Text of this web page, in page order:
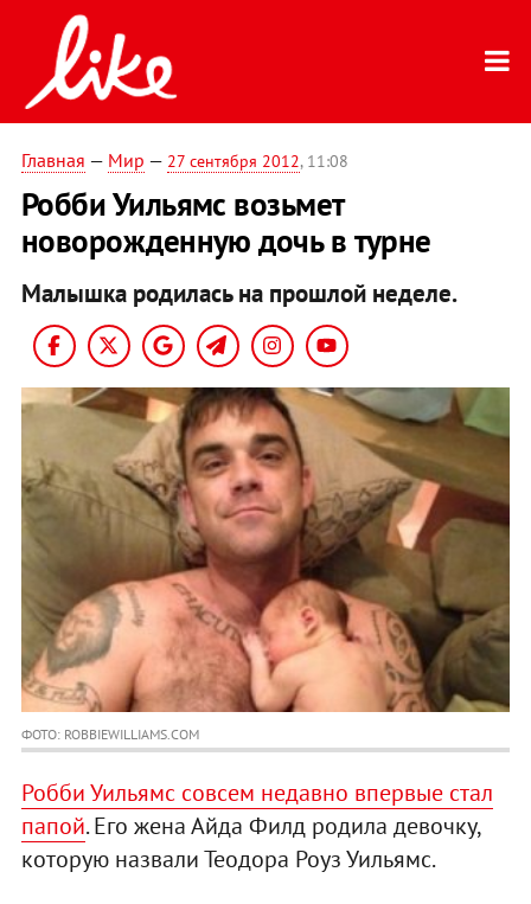
Главная — Мир — 27 сентября 2012, 11:08
Робби Уильямс возьмет
новорожденную дочь в турне
Малышка родилась на прошлой неделе.
ФОТО: ROBBIEWILLIAMS.COM
Робби Уильямс совсем недавно впервые стал
папой. Его жена Айда Филд родила девочку,
которую назвали Теодора Роуз Уильямс.